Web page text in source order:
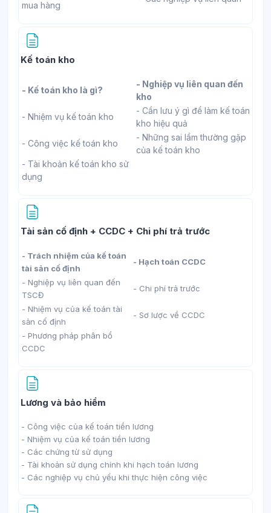
mua hàng
Kế toán kho
- Kế toán kho là gì?
- Nghiệp vụ liên quan đến
kho
- Nhiệm vụ kế toán kho
- Cần lưu ý gì để làm kế toán
kho hiệu quả
- Công việc kế toán kho
- Những sai lầm thường gặp
của kế toán kho
- Tài khoản kế toán kho sử
dụng
Tài sản cố định + CCDC + Chi phí trả trướcTrang
- Trách nhiệm của kế toán
tài sản cố định
- Hạch toán CCDC
- Nghiệp vụ liên quan đến
TSCĐ
- Chi phí trả trước
- Nhiệm vụ của kế toán tài
sản cố định
- Sơ lược về CCDC
- Phương pháp phân bổ
CCDC
Lương và bảo hiểm
- Công việc của kế toán tiền lương
- Nhiệm vụ của kế toán tiền lương
- Các chứng từ sử dụng
- Tài khoản sử dụng chính khi hạch toán lương
- Các nghiệp vụ chủ yếu khi thực hiện công việc